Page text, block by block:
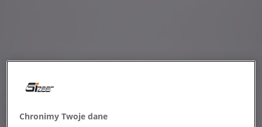
Chronimy Twoje dane